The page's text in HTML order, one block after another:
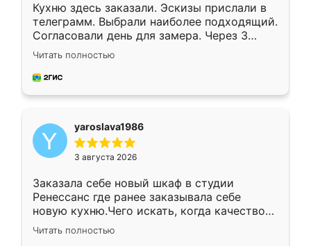
Кухню здесь заказали. Эскизы прислали в
телеграмм. Выбрали наиболее подходящий.
Согласовали день для замера. Через 3
недели кухня была уже готова. Остались
довольны работой. Спасибо Ренессанс
мебель за качественную работу!
Читать полностью
yaroslava1986
3 августа 2026
Заказала себе новый шкаф в студии
Ренессанс где ранее заказывала себе
новую кухню.Чего искать, когда качеством
вполне довольна. Служит кухня уже почти
два года, нареканий нет.
Читать полностью